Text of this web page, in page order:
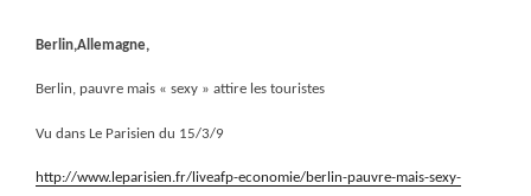
Berlin,Allemagne,
Berlin, pauvre mais « sexy » attire les touristes
Vu dans Le Parisien du 15/3/9
http://www.leparisien.fr/liveafp-economie/berlin-pauvre-mais-sexy-